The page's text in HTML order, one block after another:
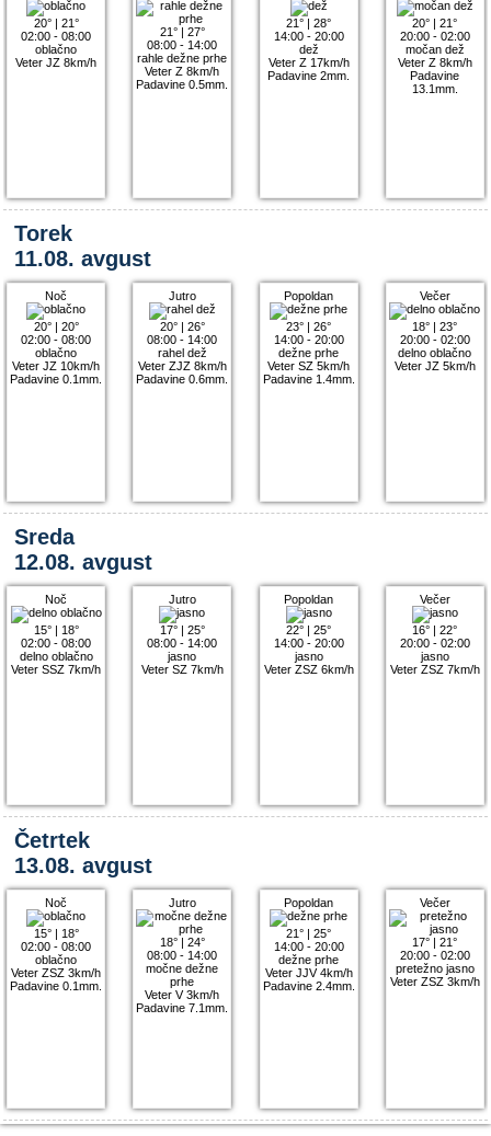
20°| 21°
02:00 - 08:00
oblačno
Veter JZ 8km/h
21°| 27°
08:00 - 14:00
rahle dežne prhe
Veter Z 8km/h
Padavine 0.5mm.
21° |28°
14:00 - 20:00
dež
Veter Z 17km/h
Padavine 2mm.
20° |21°
20:00 - 02:00
močan dež
Veter Z 8km/h
Padavine
13.1mm.
Torek
11.08. avgust
Noč
20°| 20°
02:00 - 08:00
oblačno
Veter JZ 10km/h
Padavine 0.1mm.
Jutro
20°| 26°
08:00 - 14:00
rahel dež
Veter ZJZ 8km/h
Padavine 0.6mm.
Popoldan
23° |26°
14:00 - 20:00
dežne prhe
Veter SZ 5km/h
Padavine 1.4mm.
Večer
18° |23°
20:00 - 02:00
delno oblačno
Veter JZ 5km/h
Sreda
12.08. avgust
Noč
15°| 18°
02:00 - 08:00
delno oblačno
Veter SSZ 7km/h
Jutro
17°| 25°
08:00 - 14:00
jasno
Veter SZ 7km/h
Popoldan
22° |25°
14:00 - 20:00
jasno
Veter ZSZ 6km/h
Večer
16° |22°
20:00 - 02:00
jasno
Veter ZSZ 7km/h
Četrtek
13.08. avgust
Noč
15°| 18°
02:00 - 08:00
oblačno
Veter ZSZ 3km/h
Padavine 0.1mm.
Jutro
18°| 24°
08:00 - 14:00
močne dežne
prhe
Veter V 3km/h
Padavine 7.1mm.
Popoldan
21° |25°
14:00 - 20:00
dežne prhe
Veter JJV 4km/h
Padavine 2.4mm.
Večer
17° |21°
20:00 - 02:00
pretežno jasno
Veter ZSZ 3km/h